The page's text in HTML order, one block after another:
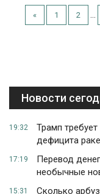
« 1 2
Новости
19:32
Трамп
дефицита
17:19
Перевод
необычные
15:31
Сколько